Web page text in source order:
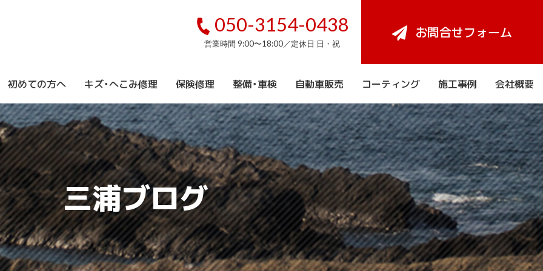
050-3154-0438
営業時間 9:00〜18:00／定休日 日・祝
お問合せフォーム
初めての方へ キズ・へこみ修理 保険修理 整備・車検 自動車販売 コーティング 施工事例 会社概要
三浦ブログ